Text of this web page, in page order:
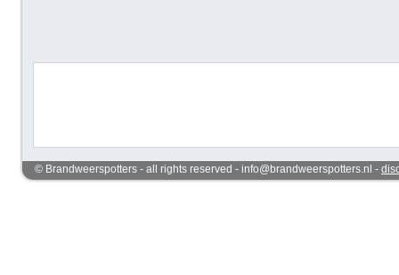
© Brandweerspotters - all rights reserved - info@brandweerspotters.nl -